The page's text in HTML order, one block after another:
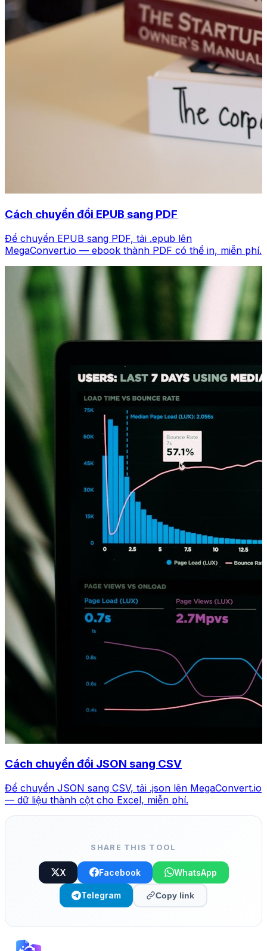
Cách chuyển đổi EPUB sang PDF
Để chuyển EPUB sang PDF, tải .epub lên
MegaConvert.io — ebook thành PDF có thể in, miễn phí.
Cách chuyển đổi JSON sang CSV
Để chuyển JSON sang CSV, tải .json lên MegaConvert.io
— dữ liệu thành cột cho Excel, miễn phí.
SHARE THIS TOOL
X Facebook WhatsApp
Telegram Copy link